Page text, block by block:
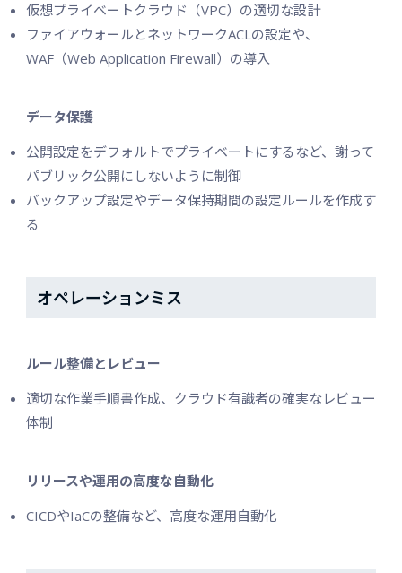
仮想プライベートクラウド（VPC）の適切な設計
ファイアウォールとネットワークACLの設定や、
WAF（Web Application Firewall）の導入
データ保護
公開設定をデフォルトでプライベートにするなど、謝って
パブリック公開にしないように制御
バックアップ設定やデータ保持期間の設定ルールを作成す
る
オペレーションミス
ルール整備とレビュー
適切な作業手順書作成、クラウド有識者の確実なレビュー
体制
リリースや運用の高度な自動化
CICDやIaCの整備など、高度な運用自動化